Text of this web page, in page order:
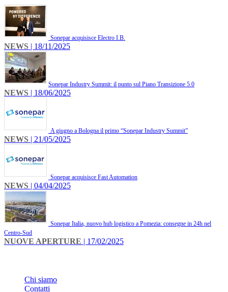
Sonepar acquisisce Electro I.B.
NEWS | 18/11/2025
​Sonepar Industry Summit: il punto sul Piano Transizione 5.0
NEWS | 18/06/2025
A giugno a Bologna il primo “Sonepar Industry Summit”
NEWS | 21/05/2025
Sonepar acquisisce Fast Automation
NEWS | 04/04/2025
Sonepar Italia, nuovo hub logistico a Pomezia: consegne in 24h nel
Centro-Sud
NUOVE APERTURE | 17/02/2025
Chi siamo
Contatti